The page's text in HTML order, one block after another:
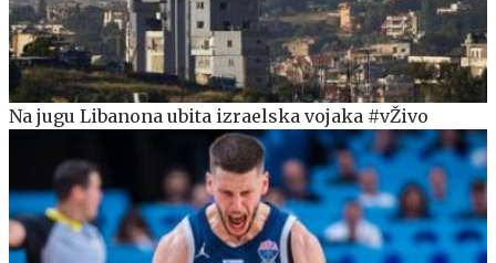
Na jugu Libanona ubita izraelska vojaka #vŽivo